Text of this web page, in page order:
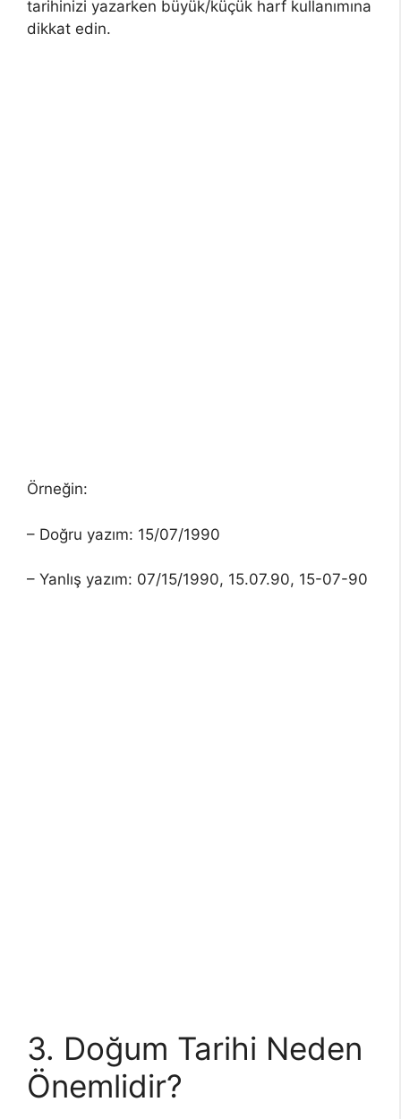
tarihinizi yazarken büyük/küçük harf kullanımına
dikkat edin.
Örneğin:
– Doğru yazım: 15/07/1990
– Yanlış yazım: 07/15/1990, 15.07.90, 15-07-90
3. Doğum Tarihi Neden
Önemlidir?